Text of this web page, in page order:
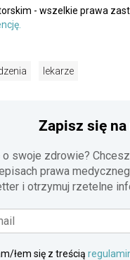
- wszelkie prawa
lekarze
Zapisz się
swoje zdrowie?
prawa
i otrzymuj rzetelne
łem się z treścią